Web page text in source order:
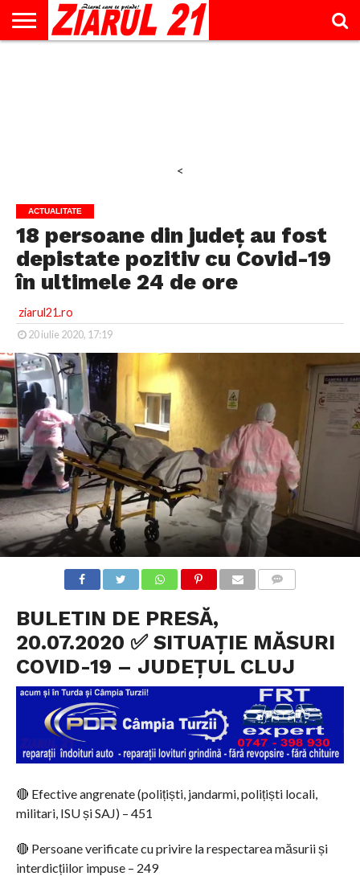
<
ACTUALITATE
18 persoane din județ au fost
depistate pozitiv cu Covid-19
în ultimele 24 de ore
ziarul21.ro
20 iulie 2020, 17:19
BULETIN DE PRESĂ,
20.07.2020 ✅ SITUAȚIE MĂSURI
COVID-19 – JUDEȚUL CLUJ
🔴 Efective angrenate (polițiști, jandarmi, polițiști locali,
militari, ISU și SAJ) – 451
🔴 Persoane verificate cu privire la respectarea măsurii și
interdicțiilor impuse – 249